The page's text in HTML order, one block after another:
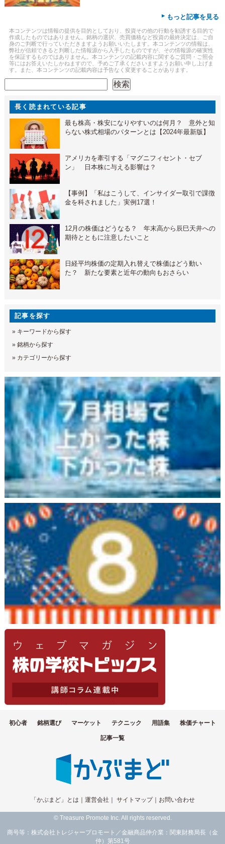
▸ もっと記事を見る
本コンテンツは情報の提供を目的としており、投資その他の行動を勧誘する目的で
作成したものではありません。銘柄の選択、売買価格など投資の最終決定は、ご自
身のご判断で行っていただきますようお願いいたします。本コンテンツの情報は、
弊社が信頼できると判断した情報源から入手したものですが、その情報源の確実性
を保証するものではありません。本コンテンツの記載内容に関するご質問・ご照会
等にはお答えいたしかねますので、予めご了承くださいますようお願い申し上げま
す。また、本コンテンツの記載内容は予告なく変更することがあります。
検索
長く読まれている記事
最も株高・株安になりやすいのは何月？ 意外と知
らない株式相場のパターンとは【2024年最新版】
アメリカを牽引する「マグニフィセント・セブ
ン」 日本株に与える影響は？
【事例】「私はこうして、インサイダー取引で課徴
金を科されました」実例17選！
12月の株価はどうなる？ 年末高から辰巳天井への
期待とともに注意したいこと
日経平均株価の定期入れ替えで株価はどう動い
た？ 新たな要素と近年の動向もおさらい
記事を探す
» キーワードから探す
» 銘柄から探す
» カテゴリーから探す
初心者 銘柄選び マーケット テクニック 用語集 株価チャート
記事一覧
「かぶまど」とは 運営会社 サイトマップ｜ お問い合わせ
© Treasure Promote Inc. All rights reserved.
商号等：株式会社トレジャープロモート／金融商品仲介業：関東財務局長（金
仲）第581号